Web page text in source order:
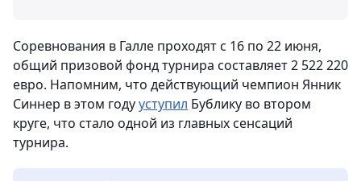
Соревнования в Галле проходят с 16 по 22 июня,
общий призовой фонд турнира составляет 2 522 220
евро. Напомним, что действующий чемпион Янник
Синнер в этом годууступил Бублику во втором
круге, что стало одной из главных сенсаций
турнира.